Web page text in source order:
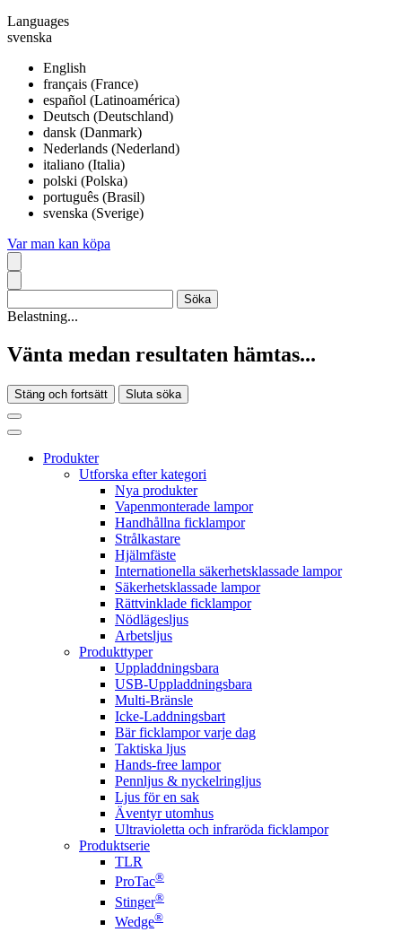
Languages
svenska
English
français (France)
español (Latinoamérica)
Deutsch (Deutschland)
dansk (Danmark)
Nederlands (Nederland)
italiano (Italia)
polski (Polska)
português (Brasil)
svenska (Sverige)
Var man kan köpa
Belastning...
Vänta medan resultaten hämtas...
Stäng och fortsätt Sluta söka
Produkter
Utforska efter kategori
Nya produkter
Vapenmonterade lampor
Handhållna ficklampor
Strålkastare
Hjälmfäste
Internationella säkerhetsklassade lampor
Säkerhetsklassade lampor
Rättvinklade ficklampor
Nödlägesljus
Arbetsljus
Produkttyper
Uppladdningsbara
USB-Uppladdningsbara
Multi-Bränsle
Icke-Laddningsbart
Bär ficklampor varje dag
Taktiska ljus
Hands-free lampor
Pennljus & nyckelringljus
Ljus för en sak
Äventyr utomhus
Ultravioletta och infraröda ficklampor
Produktserie
TLR
ProTac®
Stinger®
Wedge®